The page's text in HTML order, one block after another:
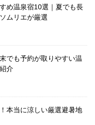
め温泉宿10選｜夏でも長
ムリエが厳選
でも予約が取りやすい温
介
本当に涼しい厳選避暑地